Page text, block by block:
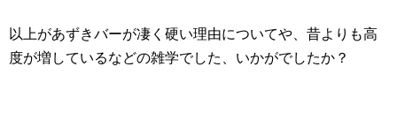
以上があずきバーが凄く硬い理由についてや、昔よりも高
度が増しているなどの雑学でした、いかがでしたか？